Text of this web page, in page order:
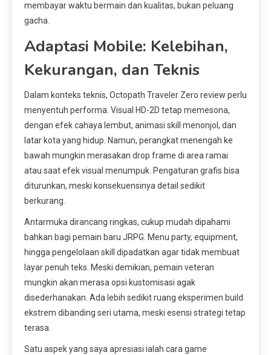
membayar waktu bermain dan kualitas, bukan peluang
gacha.
Adaptasi Mobile: Kelebihan,
Kekurangan, dan Teknis
Dalam konteks teknis, Octopath Traveler Zero review perlu
menyentuh performa. Visual HD-2D tetap memesona,
dengan efek cahaya lembut, animasi skill menonjol, dan
latar kota yang hidup. Namun, perangkat menengah ke
bawah mungkin merasakan drop frame di area ramai
atau saat efek visual menumpuk. Pengaturan grafis bisa
diturunkan, meski konsekuensinya detail sedikit
berkurang.
Antarmuka dirancang ringkas, cukup mudah dipahami
bahkan bagi pemain baru JRPG. Menu party, equipment,
hingga pengelolaan skill dipadatkan agar tidak membuat
layar penuh teks. Meski demikian, pemain veteran
mungkin akan merasa opsi kustomisasi agak
disederhanakan. Ada lebih sedikit ruang eksperimen build
ekstrem dibanding seri utama, meski esensi strategi tetap
terasa.
Satu aspek yang saya apresiasi ialah cara game